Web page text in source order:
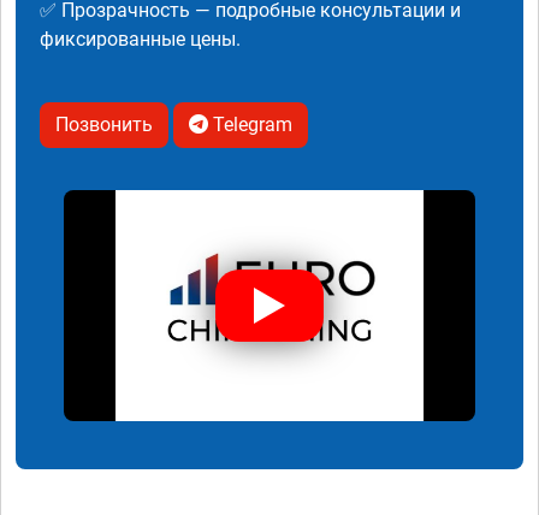
✅ Прозрачность — подробные консультации и
фиксированные цены.
Позвонить Telegram